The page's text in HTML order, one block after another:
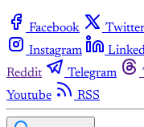
Facebook Twitter
Instagram
Reddit
Telegram
Youtube
RSS